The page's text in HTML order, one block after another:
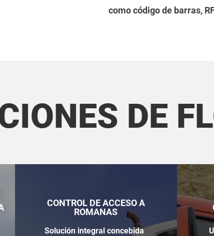
comocódigode barras,
DE
CONTROL DE ACCESO A
ROMANAS
Solución integral concebida